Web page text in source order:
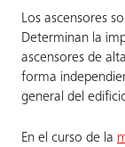
Los ascensores
Determinan la
ascensores de
forma
general del
En el curso de la